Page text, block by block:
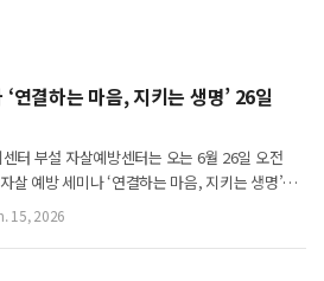
연결하는 마음, 지키는 생명’ 26일
터 부설 자살예방센터는 오는 6월 26일 오전
살 예방 세미나 ‘연결하는 마음, 지키는 생명’을
청소년 자해와 자살 위기, 자살 유가족의 애도
15, 2026